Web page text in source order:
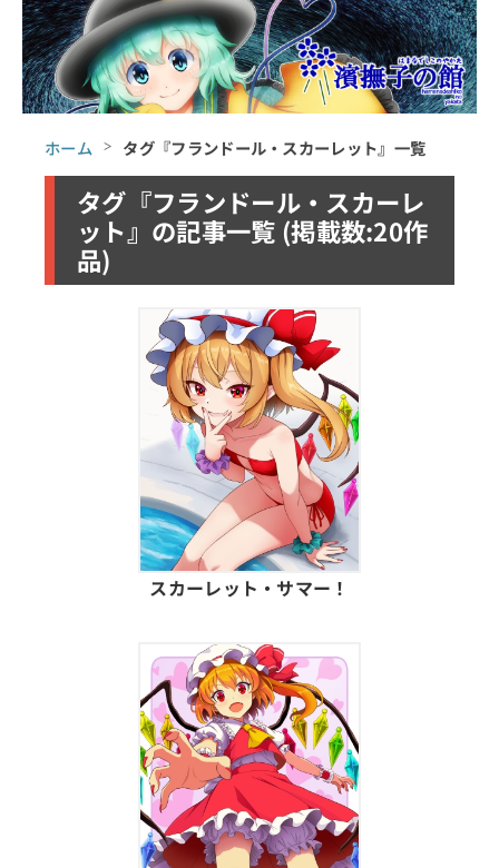
ホーム タグ『フランドール・スカーレット』一覧
タグ『フランドール・スカーレ
ット』の記事一覧 (掲載数:20作
品)
スカーレット・サマー！